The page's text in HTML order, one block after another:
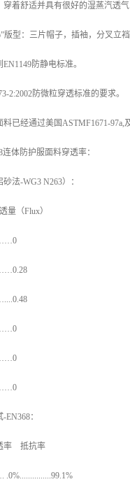
穿着舒适并具有很好的湿蒸汽透气
版型：三片帽子，插袖，分叉立
防静电标准。
2:2002防微粒穿透标准的要求。
已经通过美国ASTMF1671-97a,
体防护服面料穿透率：
法-WG3 N263）：
（Flux）
：
抵抗率